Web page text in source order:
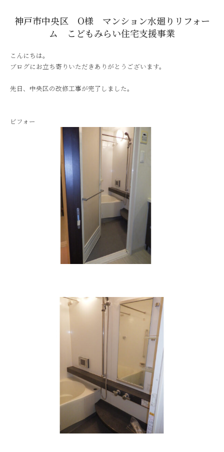
神戸市中央区 O様 マンション水廻りリフォー
ム こどもみらい住宅支援事業
こんにちは。
ブログにお立ち寄りいただきありがとうございます。
先日、中央区の改修工事が完了しました。
ビフォー